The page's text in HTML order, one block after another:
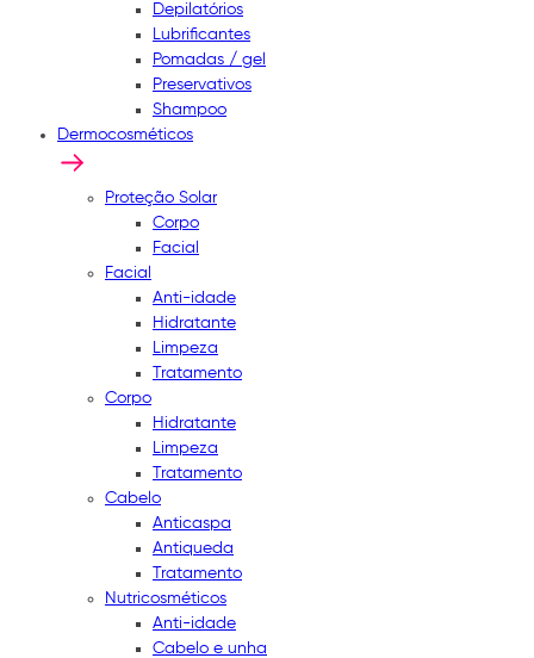
Depilatórios
Lubrificantes
Pomadas / gel
Preservativos
Shampoo
Dermocosméticos
Proteção Solar
Corpo
Facial
Facial
Anti-idade
Hidratante
Limpeza
Tratamento
Corpo
Hidratante
Limpeza
Tratamento
Cabelo
Anticaspa
Antiqueda
Tratamento
Nutricosméticos
Anti-idade
Cabelo e unha